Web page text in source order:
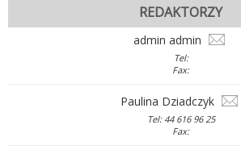
REDAKTORZY
admin admin
Tel:
Fax:
Paulina Dziadczyk
Tel: 44 616 96 25
Fax: